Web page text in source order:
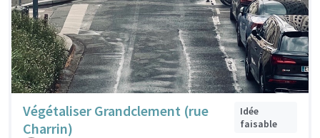
Végétaliser Grandclement (rue
Charrin)
Idée
faisable